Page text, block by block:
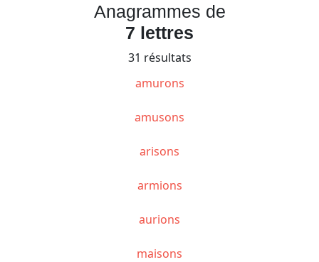
Anagrammes de
7 lettres
31 résultats
amurons
amusons
arisons
armions
aurions
maisons